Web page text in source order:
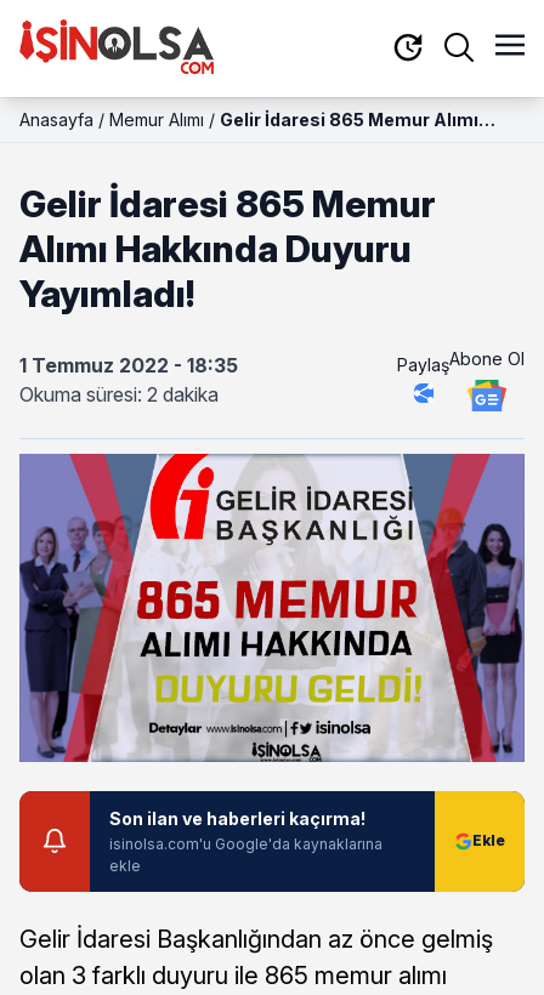
Anasayfa / Memur Alımı / Gelir İdaresi 865 Memur Alımı
Gelir İdaresi 865 Memur
Alımı Hakkında Duyuru
Yayımladı!
1 Temmuz 2022 - 18:35
Okuma süresi: 2 dakika
PaylaşAbone Ol
Son ilan ve haberleri kaçırma!
isinolsa.com'u Google'da kaynaklarına
ekle
Gelir İdaresi Başkanlığından az önce gelmiş
olan 3 farklı duyuru ile 865 memur alımı